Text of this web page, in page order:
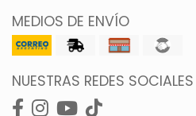
MEDIOS DE ENVÍO
NUESTRAS REDES SOCIALES